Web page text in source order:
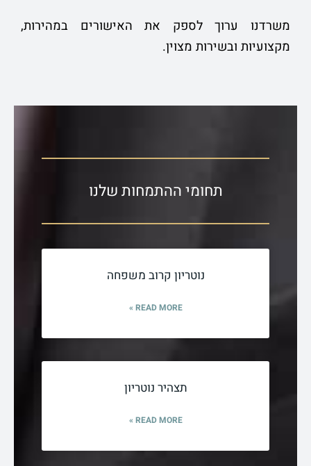
משרדנו ערוך לספק את האישורים במהירות,
מקצועיות ובשירות מצוין.
תחומי ההתמחות שלנו
נוטריון קרוב משפחה
READ MORE »
תצהיר נוטריון
READ MORE »